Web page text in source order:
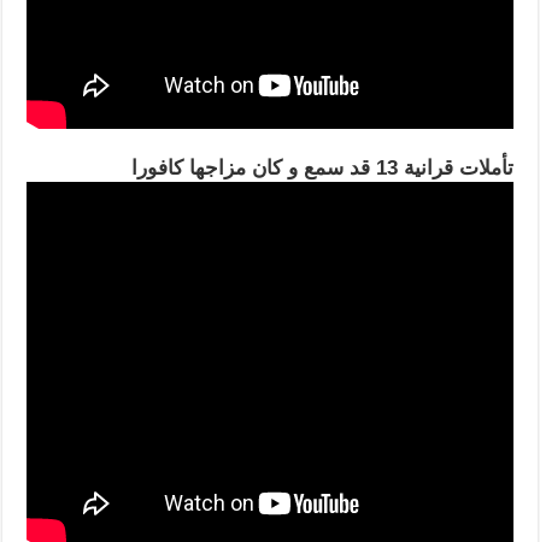
تأملات قرانية 13 قد سمع و كان مزاجها كافورا